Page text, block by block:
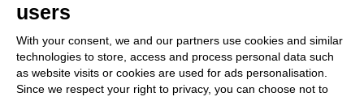
Změnit předvolby souborů cookie
users
With your consent, we and our partners use cookies and similar
technologies to store, access and process personal data such
as website visits or cookies are used for ads personalisation.
Since we respect your right to privacy, you can choose not to